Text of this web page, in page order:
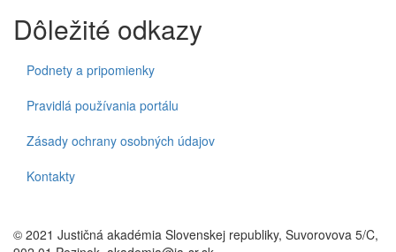
Dôležité odkazy
Podnety a pripomienky
Pravidlá používania portálu
Zásady ochrany osobných údajov
Kontakty
© 2021 Justičná akadémia Slovenskej republiky, Suvorovova 5/C,